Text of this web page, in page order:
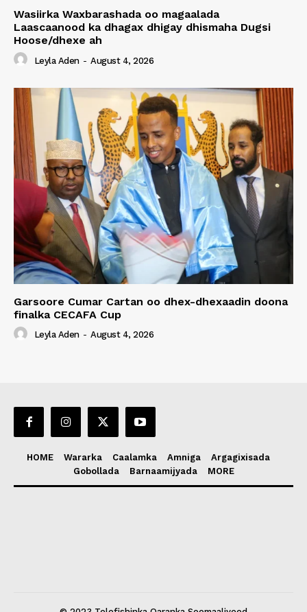
Wasiirka Waxbarashada oo magaalada
Laascaanood ka dhagax dhigay dhismaha Dugsi
Hoose/dhexe ah
Leyla Aden - August 4, 2026
Garsoore Cumar Cartan oo dhex-dhexaadin doona
finalka CECAFA Cup
Leyla Aden - August 4, 2026
HOME Wararka Caalamka Amniga
Argagixisada
Gobollada
Barnaamijyada MORE